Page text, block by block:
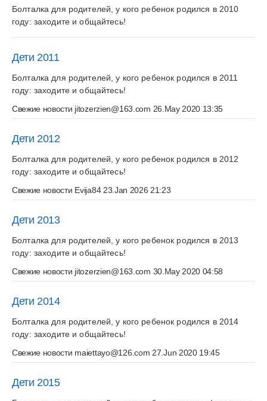
Болталка для родителей, у кого ребенок родился в 2010
году: заходите и общайтесь!
Дети 2011
Болталка для родителей, у кого ребенок родился в 2011
году: заходите и общайтесь!
Свежие новости jitozerzien@163.com 26.May 2020 13:35
Дети 2012
Болталка для родителей, у кого ребенок родился в 2012
году: заходите и общайтесь!
Свежие новости Evija8423.Jan 2026 21:23
Дети 2013
Болталка для родителей, у кого ребенок родился в 2013
году: заходите и общайтесь!
Свежие новости jitozerzien@163.com 30.May 2020 04:58
Дети 2014
Болталка для родителей, у кого ребенок родился в 2014
году: заходите и общайтесь!
Свежие новости maiettayo@126.com 27.Jun 2020 19:45
Дети 2015